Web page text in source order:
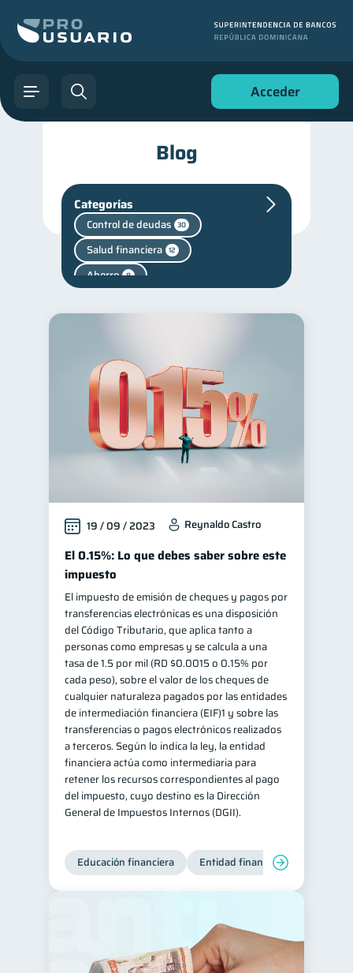
Acceder
Blog
Categorías
Control de deudas 30
Salud financiera 12
Ahorro 8
Finanzas para jóvenes 30
Finanzas familiares 25
Inclusión financiera 22
Bienestar financiero 22
Seguridad financiera 13
Productos financieros 11
Organización Financiera 10
Deudas
Entidad financiera 8
Préstamos 8 Consejos 6
Tarjeta de crédito
Historial crediticio 6
Ciberseguridad 5
Servicios 4
Derechos & Deberes
Superintendencia de Bancos 4
Vacaciones
Cuenta Abandonada 2
Finanzas en Pareja 1
19 / 09 / 2023 Reynaldo Castro
El 0.15%: Lo que debes saber sobre este
impuesto
El impuesto de emisión de cheques y pagos por
transferencias electrónicas es una disposición
del Código Tributario, que aplica tanto a
personas como empresas y se calcula a una
tasa de 1.5 por mil (RD $0.0015 o 0.15% por
cada peso), sobre el valor de los cheques de
cualquier naturaleza pagados por las entidades
de intermediación financiera (EIF)1 y sobre las
transferencias o pagos electrónicos realizados
a terceros. Según lo indica la ley, la entidad
financiera actúa como intermediaria para
retener los recursos correspondientes al pago
del impuesto, cuyo destino es la Dirección
General de Impuestos Internos (DGII).
Educación financiera Entidad financiera